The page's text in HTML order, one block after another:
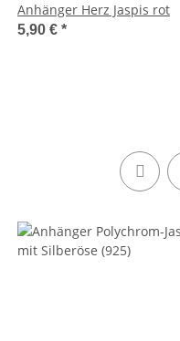
Anhänger Herz Jaspis rot
5,90 € *